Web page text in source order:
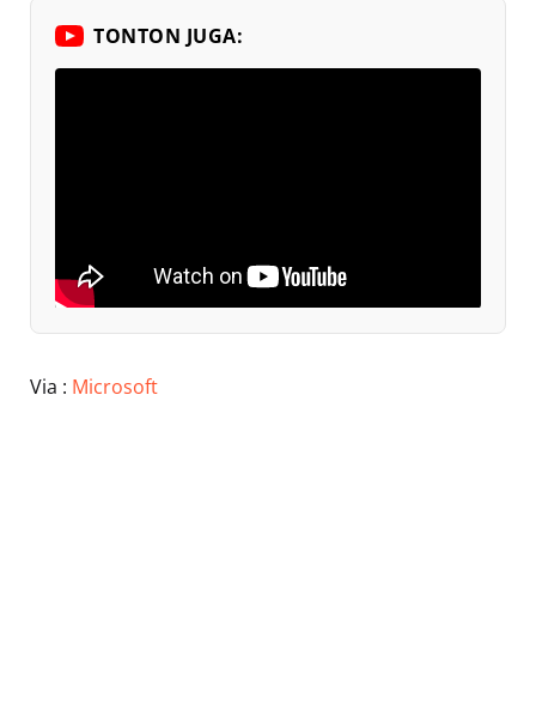
TONTON JUGA:
Via : Microsoft